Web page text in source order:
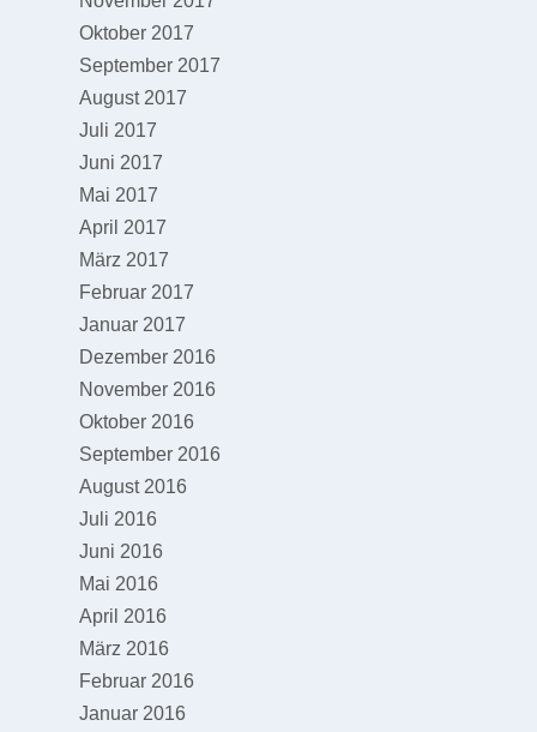
Oktober 2017
September 2017
August 2017
Juli 2017
Juni 2017
Mai 2017
April 2017
März 2017
Februar 2017
Januar 2017
Dezember 2016
November 2016
Oktober 2016
September 2016
August 2016
Juli 2016
Juni 2016
Mai 2016
April 2016
März 2016
Februar 2016
Januar 2016